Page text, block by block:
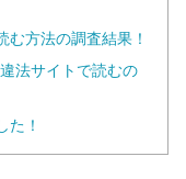
方法の調査結果！
法サイトで読むの
た！